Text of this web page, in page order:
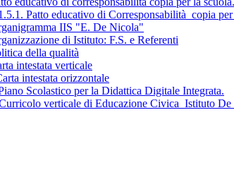
Patto educativo di Corresponsabilità_copia
IIS "E. De Nicola"
di Istituto: F.S. e Referenti
della qualità
intestata verticale
intestata orizzontale
Scolastico per la Didattica Digitale Integrata.
verticale di Educazione Civica_Istituto